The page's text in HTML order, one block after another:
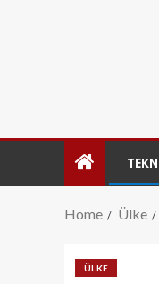
Home Ülke
ÜLKE